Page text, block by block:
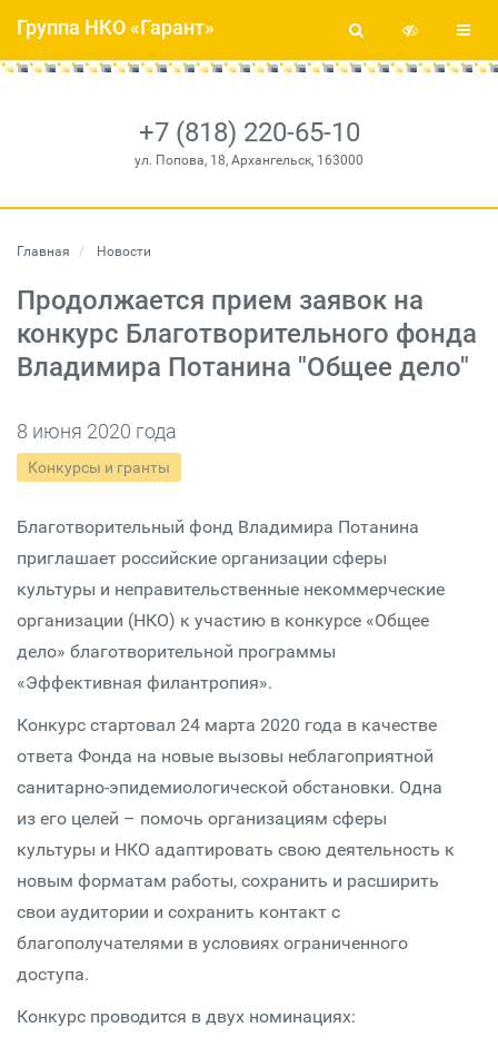
+7 (818) 220-65-10
ул. Попова, 18, Архангельск, 163000
Группа НКО «Гарант»
Главная Новости
Продолжается прием заявок на
конкурс Благотворительного фонда
Владимира Потанина "Общее дело"
8 июня 2020 года
Конкурсы и гранты
Благотворительный фонд Владимира Потанина
приглашает российские организации сферы
культуры и неправительственные некоммерческие
организации (НКО) к участию в конкурсе «Общее
дело» благотворительной программы
«Эффективная филантропия».
Конкурс стартовал 24 марта 2020 года в качестве
ответа Фонда на новые вызовы неблагоприятной
санитарно-эпидемиологической обстановки. Одна
из его целей – помочь организациям сферы
культуры и НКО адаптировать свою деятельность к
новым форматам работы, сохранить и расширить
свои аудитории и сохранить контакт с
благополучателями в условиях ограниченного
доступа.
Конкурс проводится в двух номинациях: